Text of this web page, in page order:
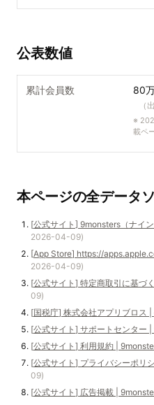
公表数値
累計会員数 80
（
※
載ペ
本ページの全データ
[公式サイト ] 9monsters（ナイ
2026-04-09)
[App Store] https://
2026-04-09)
[公式サイト ] 特定商取引に基づ
09)
[国税庁] 株式会社アプリブロス
[公式サイト ] サポートセンター
[公式サイト ] 利用規約 |
[公式サイト ] プライバシーポリ
09)
[公式サイト ] 広告掲載 |